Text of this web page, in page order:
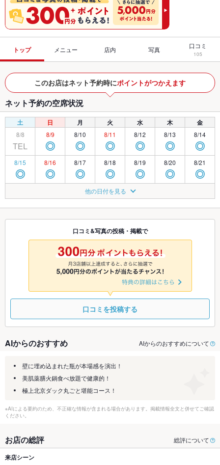
トップ メニュー 店内 写真 口コミ
105
このお店はネット予約時にポイントがつかえます
ネット予約の空席状況
土 日 月 火 水 木 金
8/8
TEL
8/9
◎
8/10
◎
8/11
◎
8/12
◎
8/13
◎
8/14
◎
8/15
◎
8/16
◎
8/17
◎
8/18
◎
8/19
◎
8/20
◎
8/21
◎
◎ ◎
8/24
◎
8/25
◎
8/26
◎ ◎ ◎
8/29 8/30 8/31
◎
9/1
◎
9/2
◎
9/3 9/4
9/7
◎ ◎ ◎ ◎
他の日付を見る
口コミ&写真の投稿・掲載で
口コミを投稿する
AIからのおすすめ AIからのおすすめについて
壁に埋め込まれた瓶が本場感を演出！
美肌薬膳火鍋食べ放題で健康的！
極上北京ダック丸ごと堪能コース！
※AIによる要約のため、不正確な情報が含まれる場合があります。掲載情報全文と併せてご確認
ください。
お店の総評 総評について
来店シーン